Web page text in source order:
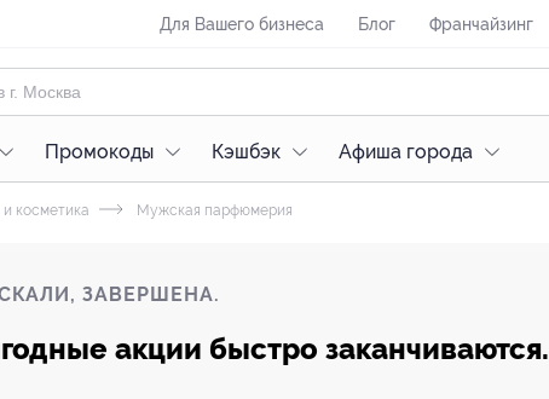
Для Вашего бизнеса Блог Франчайзинг
Промокоды Кэшбэк Афиша города
косметика Мужская парфюмерия
ЗАВЕРШЕНА.
акции быстро заканчиваются.